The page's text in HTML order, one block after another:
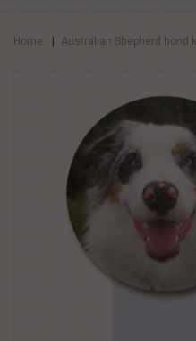
Home Australian Shepherd hond